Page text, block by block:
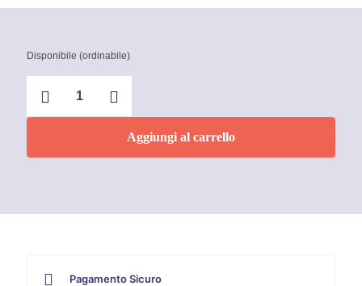
Disponibile (ordinabile)
180
quantità
Aggiungi al carrello
Pagamento Sicuro